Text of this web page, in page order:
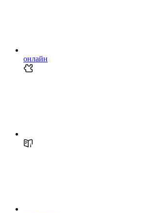
онлайн